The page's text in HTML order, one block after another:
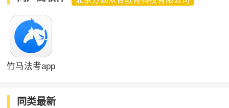
竹马法考app
同类最新